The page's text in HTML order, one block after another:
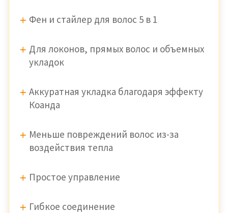
Фен и стайлер для волос 5 в 1
Для локонов, прямых волос и объемных
укладок
Аккуратная укладка благодаря эффекту
Коанда
Меньше повреждений волос из-за
воздействия тепла
Простое управление
Гибкое соединение